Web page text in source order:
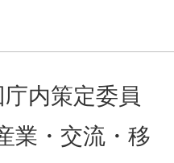
内策定委員
・交流・移